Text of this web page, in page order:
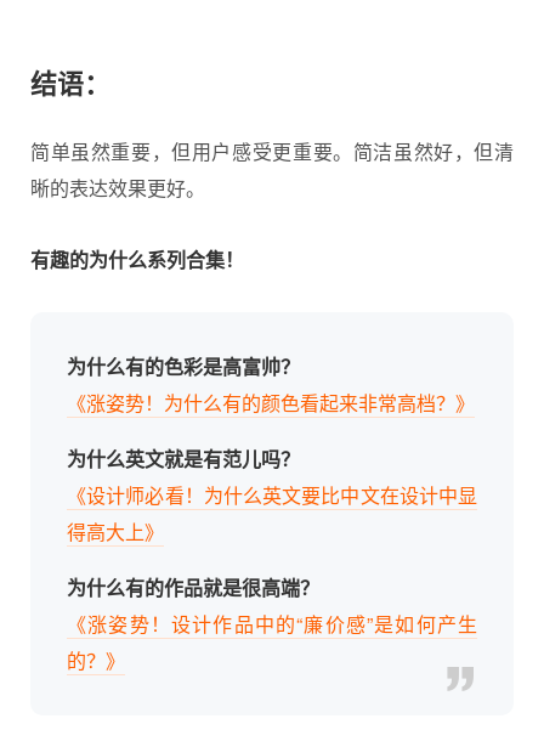
结语：
简单虽然重要，但用户感受更重要。简洁虽然好，但清
晰的表达效果更好。
有趣的为什么系列合集！
为什么有的色彩是高富帅？
《涨姿势！为什么有的颜色看起来非常高档？》
为什么英文就是有范儿吗？
《设计师必看！为什么英文要比中文在设计中显
得高大上》
为什么有的作品就是很高端？
《涨姿势！设计作品中的“廉价感”是如何产生
的？》